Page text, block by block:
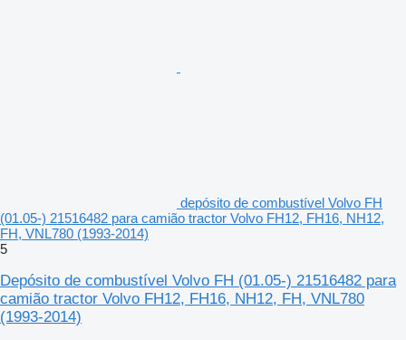
depósito de combustível Volvo FH
(01.05-) 21516482 para camião tractor Volvo FH12, FH16, NH12,
FH, VNL780 (1993-2014)
5
Depósito de combustível Volvo FH (01.05-) 21516482 para
camião tractor Volvo FH12, FH16, NH12, FH, VNL780
(1993-2014)